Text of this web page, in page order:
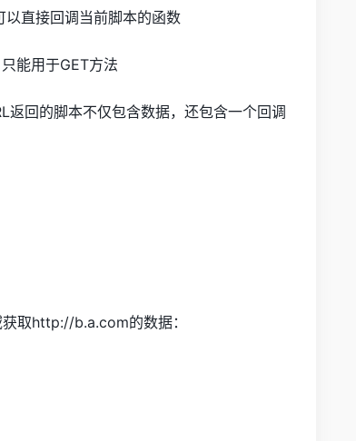
直接回调当前脚本的函数
能用于GET方法
回的脚本不仅包含数据，还包含一个回调
取http://b.a.com的数据：